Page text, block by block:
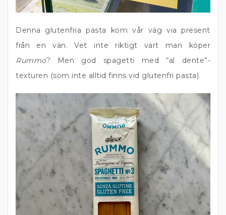
Denna glutenfria pasta kom vår väg via present
från en vän. Vet inte riktigt vart man köper
Rummo? Men god spagetti med “al dente”-
texturen (som inte alltid finns vid glutenfri pasta).